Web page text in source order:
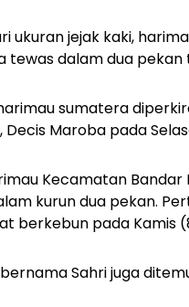
jejak kaki,
tewas dalam dua pekan
sumatera
Decis Maroba pada
Kecamatan Bandar
kurun dua pekan.
berkebun pada Kamis
Sahri juga